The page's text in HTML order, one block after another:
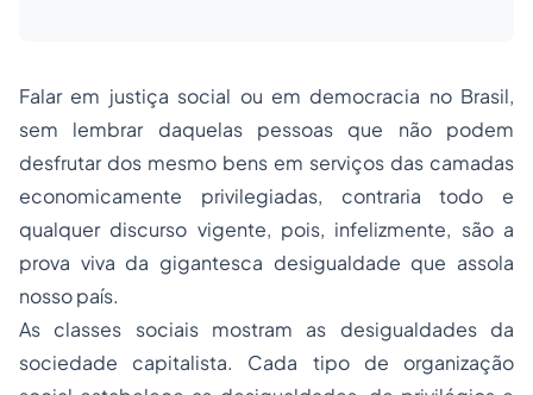
Falar em justiça social ou em democracia no Brasil,
sem lembrar daquelas pessoas que não podem
desfrutar dos mesmo bens em serviços das camadas
economicamente privilegiadas, contraria todo e
qualquer discurso vigente, pois, infelizmente, são a
prova viva da gigantesca desigualdade que assola
nosso país.
As classes sociais mostram as desigualdades da
sociedade capitalista. Cada tipo de organização